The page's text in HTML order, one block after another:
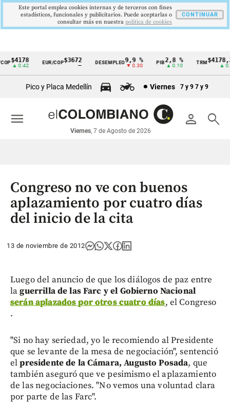
Cintillo
económicos
Colombia
$4178
▲ 0.42
EUR/COP$3672 DESEMPLEO 9,9 %
▼ 0.30
PIB2,8 %
▲ 0.10
TRM$4178,23
▲ 0.42
Pico y Placa Medellín Viernes 7 y 9 7 y 9
person search
Viernes, 7 de Agosto de 2026
menu
Congreso no ve con buenos
aplazamiento por cuatro días
del inicio de la cita
13 de noviembre de 2012
Luego del anuncio de que los diálogos de paz entre
laguerrilla de las Farc y el Gobierno Nacional
serán aplazados por otros cuatro días, el Congreso
.
"Si no hay seriedad, yo le recomiendo al Presidente
que se levante de la mesa de negociación", sentenció
elpresidente de la Cámara, Augusto Posada, que
también aseguró que ve pesimismo el aplazamiento
de las negociaciones. "No vemos una voluntad clara
por parte de las Farc".
Este portal emplea cookies internas y de terceros con fines
estadísticos, funcionales y publicitarios. Puede aceptarlas o
consultar más en nuestra politica de cookies
CONTINUAR